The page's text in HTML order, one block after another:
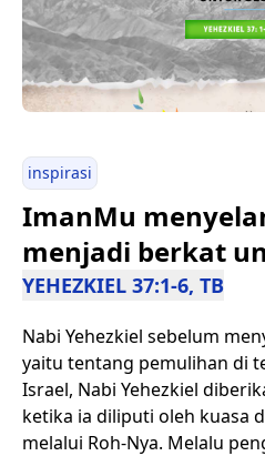
inspirasi
ImanMu
menjadi berkat
YEHEZKIEL 37:1-6, TB
Nabi Yehezkiel sebelum
yaitu tentang pemulihan di
Israel, Nabi Yehezkiel
ketika ia diliputi oleh kuasa
melalui Roh-Nya. Melalu